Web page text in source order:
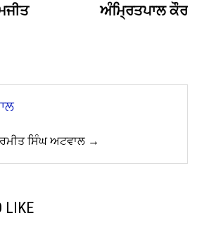
ਅੰਮ੍ਰਿਤਪਾਲ ਕੌਰ
ਸਿੰਘ ਅਟਵਾਲ →
LIKE